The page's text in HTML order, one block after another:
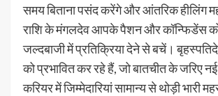
समय बिताना पसंद करेंगे और आंतरिक हीलिंग
राशि के मंगलदेव आपके पैशन और कॉन्फिडेंस
जल्दबाजी में प्रतिक्रिया देने से बचें।
को प्रभावित कर रहे हैं, जो बातचीत के जरिए
करियर में जिम्मेदारियां सामान्य से थोड़ी भारी